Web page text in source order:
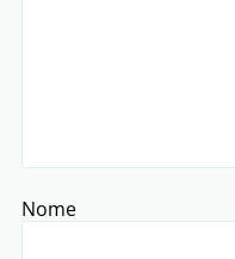
Nome